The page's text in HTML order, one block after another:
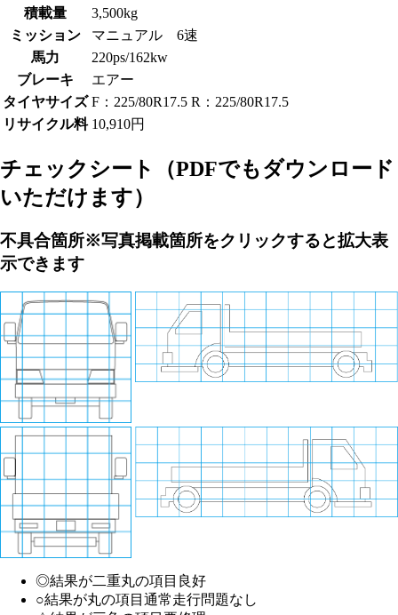
積載量
3,500kg
ミッション
マニュアル 6速
馬力
220ps/162kw
ブレーキ
エアー
タイヤサイズ F：225/80R17.5 R：225/80R17.5
リサイクル料 10,910円
チェックシート
（PDFでもダウンロード
いただけます）
不具合箇所※写真掲載箇所をクリックすると拡大表
示できます
◎結果が二重丸の項目 良好
○結果が丸の項目 通常走行問題なし